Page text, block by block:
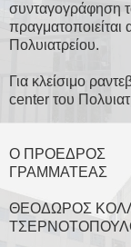
συνταγογράφηση
Πολυιατρείου.
Για κλείσιμο
center του
Ο
ΓΡΑΜΜΑΤΕΑΣ
ΘΕΟΔΩΡΟΣ